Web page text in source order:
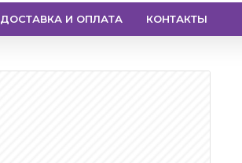
ДОСТАВКА И ОПЛАТА КОНТАКТЫ